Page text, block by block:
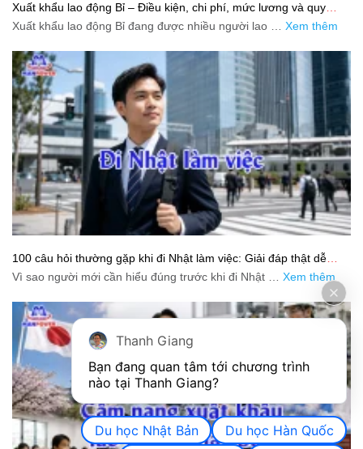
Xuất khẩu lao động Bỉ – Điều kiện, chi phí, mức lương và quy
trình chuẩn cho người lao động
Xuất khẩu lao động Bỉ đang được nhiều người lao … Xem thêm
100 câu hỏi thường gặp khi đi Nhật làm việc: Giải đáp thật dễ
hiểu cho người mới bắt đầu
Vì sao người mới cần hiểu đúng trước khi đi Nhật … Xem thêm
Thanh Giang
Bạn đang quan tâm tới chương trình
nào tại Thanh Giang?
Du học Nhật Bản
Du học Hàn Quốc